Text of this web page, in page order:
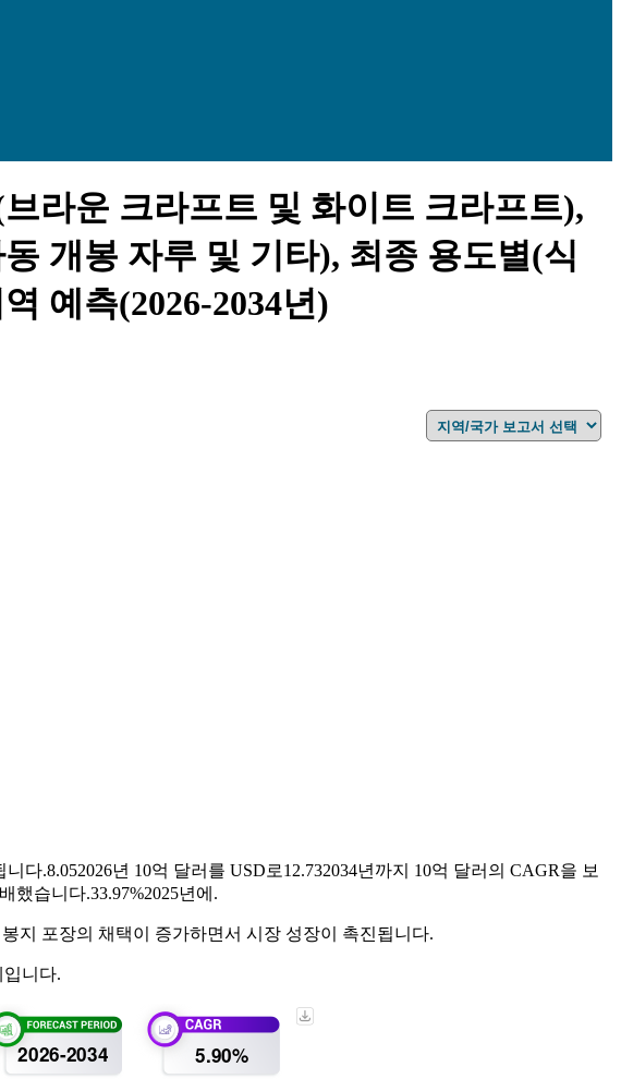
라운 크라프트 및 화이트 크라프트),
개봉 자루 및 기타), 최종 용도별(식
예측(2026-2034년)
니다.8.052026년 10억 달러를 USD로12.732034년까지 10억 달러의 CAGR을 보
했습니다.33.97%2025년에.
지 포장의 채택이 증가하면서 시장 성장이 촉진됩니다.
입니다.